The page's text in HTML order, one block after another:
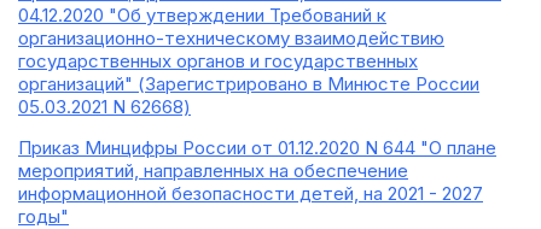
04.12.2020 "Об утверждении Требований к
организационно-техническому взаимодействию
государственных органов и государственных
организаций" (Зарегистрировано в Минюсте России
05.03.2021 N 62668)
Приказ Минцифры России от 01.12.2020 N 644 "О плане
мероприятий, направленных на обеспечение
информационной безопасности детей, на 2021 - 2027
годы"